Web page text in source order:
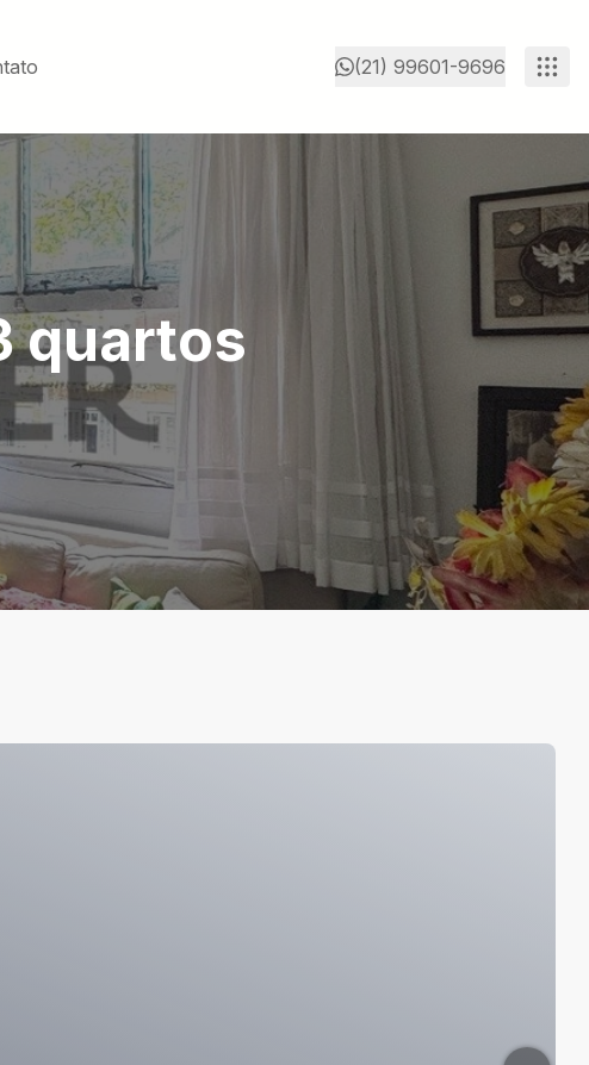
(21) 99601-9696
quartos